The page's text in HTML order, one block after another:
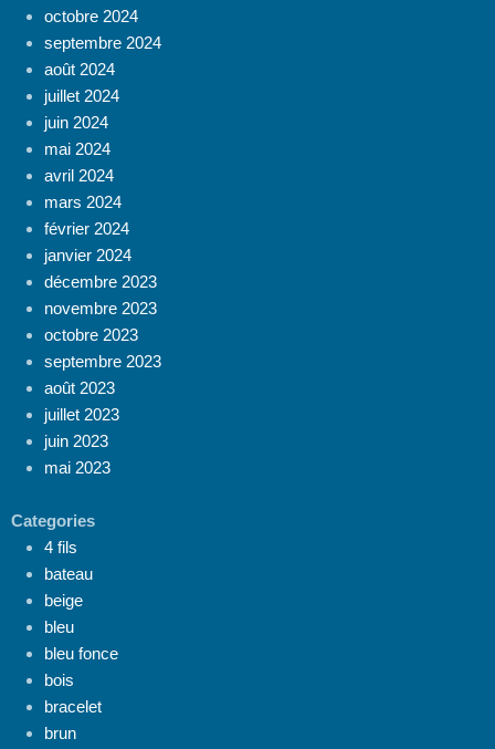
octobre 2024
septembre 2024
août 2024
juillet 2024
juin 2024
mai 2024
avril 2024
mars 2024
février 2024
janvier 2024
décembre 2023
novembre 2023
octobre 2023
septembre 2023
août 2023
juillet 2023
juin 2023
mai 2023
Categories
4 fils
bateau
beige
bleu
bleu fonce
bois
bracelet
brun